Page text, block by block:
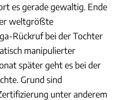
es gerade gewaltig. Ende
weltgrößte
Rückruf bei der Tochter
manipulierter
später geht es bei der
Grund sind
unter anderem